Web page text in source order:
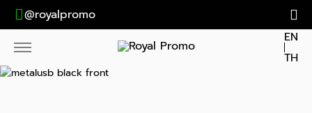
@royalpromo
EN
TH